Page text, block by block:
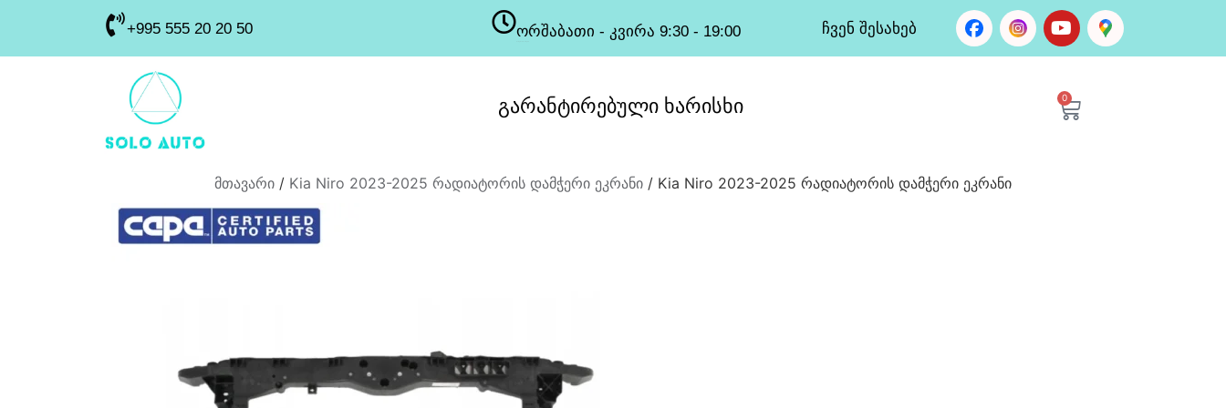
+995 555 20 20 50 ორშაბათი - კვირა 9:30 - 19:00 ჩვენ შესახებ
გარანტირებული ხარისხი 0
მთავარი / Kia Niro 2023-2025 რადიატორის დამჭერი ეკრანი / Kia Niro 2023-2025 რადიატორის დამჭერი ეკრანი